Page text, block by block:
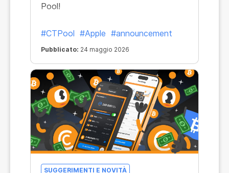
Pool!
#CTPool #Apple #announcement
Pubblicato: 24 maggio 2026
SUGGERIMENTI E NOVITÀ